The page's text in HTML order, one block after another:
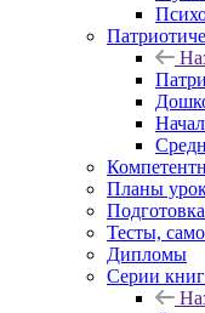
Планы
Тесты,
Дипломы
Серии книг